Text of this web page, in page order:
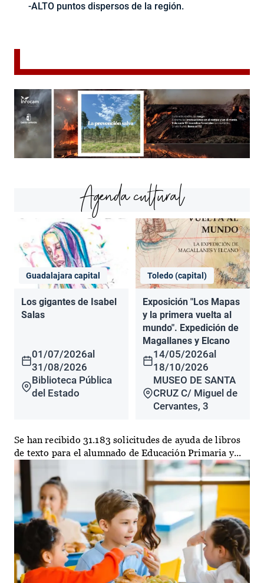
-ALTO puntos dispersos de la región.
Agenda cultural
Guadalajara capital
Los gigantes de Isabel
Salas
01/07/2026al
31/08/2026
Biblioteca Pública
del Estado
Toledo (capital)
Exposición "Los Mapas
y la primera vuelta al
mundo". Expedición de
Magallanes y Elcano
14/05/2026al
18/10/2026
MUSEO DE SANTA
CRUZ C/ Miguel de
Cervantes, 3
Se han recibido 31.183 solicitudes de ayuda de libros
de texto para el alumnado de Educación Primaria y...